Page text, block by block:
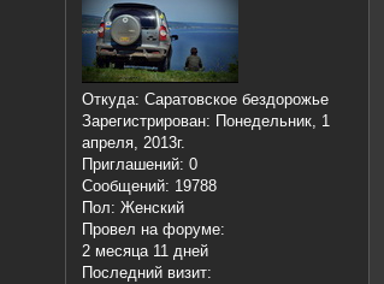
Откуда: Саратовское бездорожье
Зарегистрирован: Понедельник, 1
апреля, 2013г.
Приглашений: 0
Сообщений: 19788
Пол: Женский
Провел на форуме:
2 месяца 11 дней
Последний визит: